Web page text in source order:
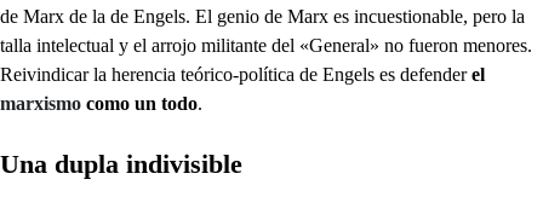
de Marx de la de Engels. El genio de Marx es incuestionable, pero la
talla intelectual y el arrojo militante del «General» no fueron menores.
Reivindicar la herencia teórico-política de Engels es defenderel
marxismo como un todo.
Una dupla indivisible